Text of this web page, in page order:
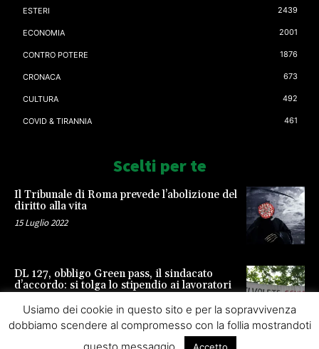
ESTERI 2439
ECONOMIA 2001
CONTRO POTERE 1876
CRONACA 673
CULTURA 492
COVID & TIRANNIA 461
Scelti per te
Il Tribunale di Roma prevede l’abolizione del
diritto alla vita
15 Luglio 2022
DL 127, obbligo Green pass, il sindacato
d’accordo: si tolga lo stipendio ai lavoratori
Usiamo dei cookie in questo sito e per la sopravvivenza
dobbiamo scendere al compromesso con la follia mostrandoti